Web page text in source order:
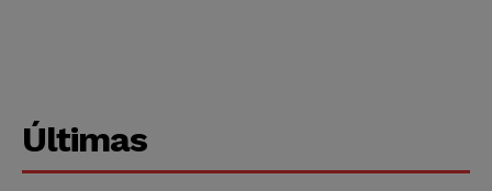
Últimas